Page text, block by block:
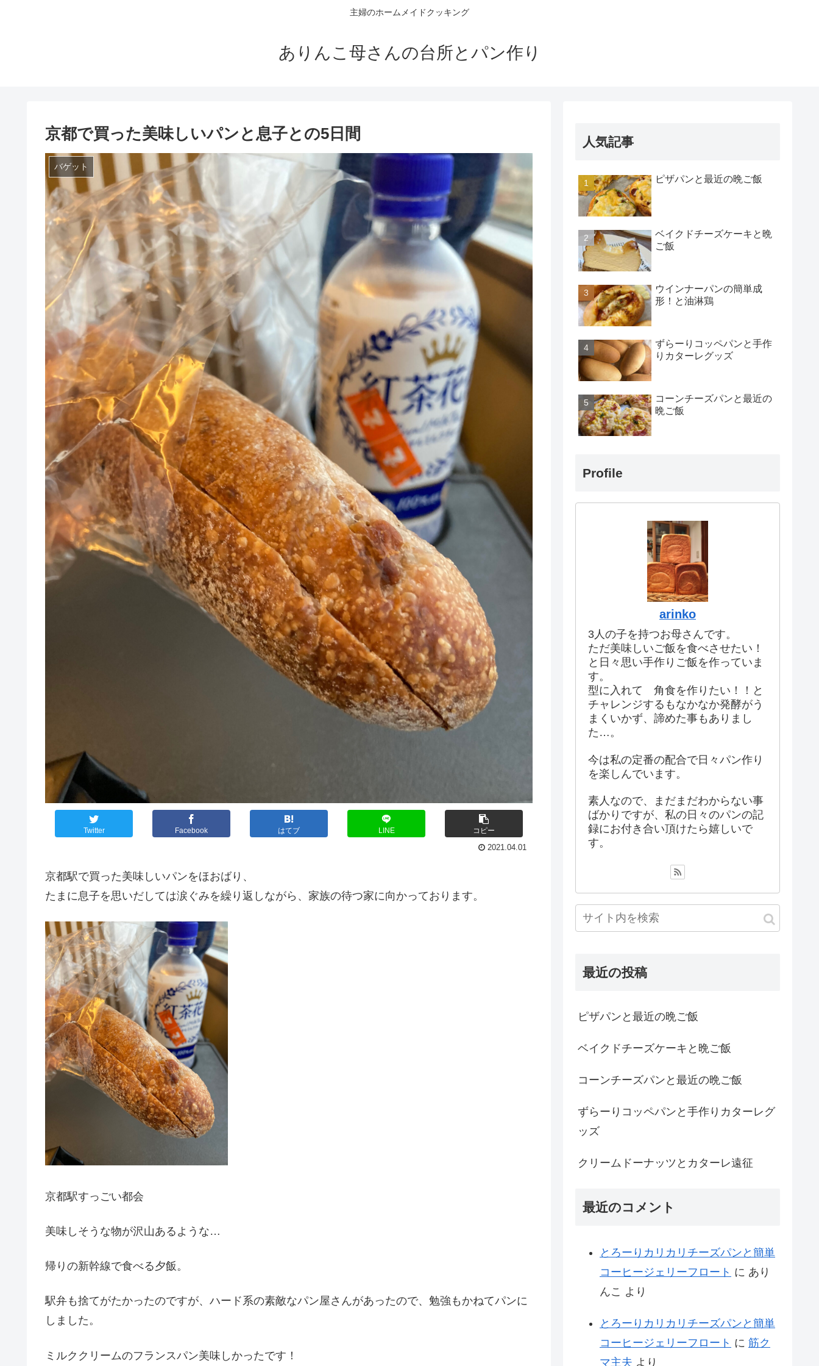
主婦のホームメイドクッキング
ありんこ母さんの台所とパン作り
京都で買った美味しいパンと息子との5日間
バゲット
Twitter Facebook はてブ LINE コピー
2021.04.01
京都駅で買った美味しいパンをほおばり、
たまに息子を思いだしては涙ぐみを繰り返しながら、家族の待つ家に向かっております。
京都駅すっごい都会
美味しそうな物が沢山あるような…
帰りの新幹線で食べる夕飯。
駅弁も捨てがたかったのですが、ハード系の素敵なパン屋さんがあったので、勉強もかねてパンに
しました。
ミルククリームのフランスパン美味しかったです！
人気記事
ピザパンと最近の晩ご飯
ベイクドチーズケーキと晩
ご飯
ウインナーパンの簡単成
形！と油淋鶏
ずらーりコッペパンと手作
りカターレグッズ
コーンチーズパンと最近の
晩ご飯
Profile
arinko
3人の子を持つお母さんです。
ただ美味しいご飯を食べさせたい！
と日々思い手作りご飯を作っていま
す。
型に入れて 角食を作りたい！！と
チャレンジするもなかなか発酵がう
まくいかず、諦めた事もありまし
た…。
今は私の定番の配合で日々パン作り
を楽しんでいます。
素人なので、まだまだわからない事
ばかりですが、私の日々のパンの記
録にお付き合い頂けたら嬉しいで
す。
最近の投稿
ピザパンと最近の晩ご飯
ベイクドチーズケーキと晩ご飯
コーンチーズパンと最近の晩ご飯
ずらーりコッペパンと手作りカターレグ
ッズ
クリームドーナッツとカターレ遠征
最近のコメント
とろーりカリカリチーズパンと簡単
コーヒージェリーフロート に あり
んこ より
とろーりカリカリチーズパンと簡単
コーヒージェリーフロート に 筋ク
マ主夫 より